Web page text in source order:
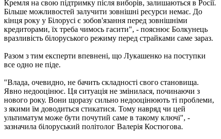
Кремля на свою підтримку після виборів, залишаються в Росії.
Більше можливостей залучити зовнішні ресурси немає. До
кінця року у Білорусі є зобов'язання перед зовнішніми
кредиторами, їх треба чимось гасити", - пояснює Болкунець
вразливість білоруського режиму перед страйками саме зараз.
Разом з тим експерти впевнені, що Лукашенко на поступки
все одно не піде.
"Влада, очевидно, не бачить складності свого становища.
Явно недооцінює. Ця ситуація не змінилася, починаючи з
нового року. Вони щоразу сильно недооцінюють ті проблеми,
з якими їм доводиться стикатися. Тому навряд чи цей
ультиматум може бути почутий саме в такому ключі", -
зазначила білоруський політолог Валерія Костюгова.